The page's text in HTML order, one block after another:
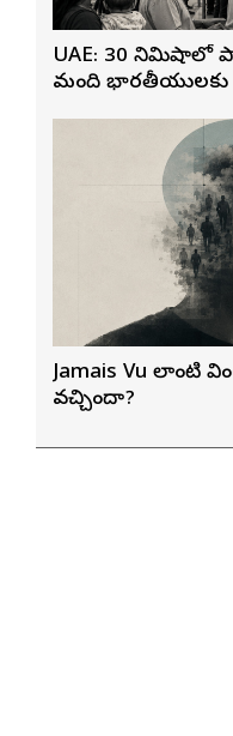
UAE: 30 నిమిషాల్లో
మంది భారతీయులకు
Jamais Vu లాంటి
వచ్చిందా?